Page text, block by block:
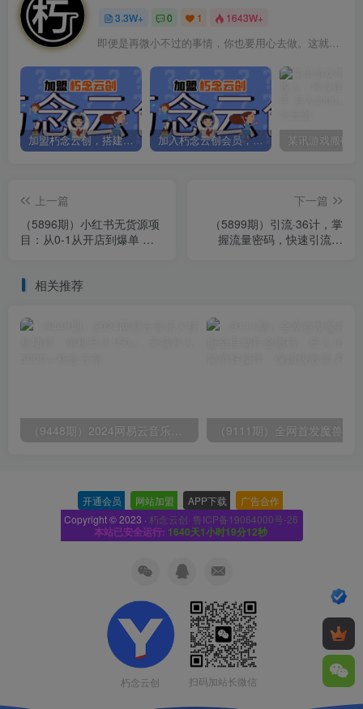
3.3W+ 0 1 1643W+
即便是再微小不过的事情，你也要用心去做。这就是成功的秘密
加盟朽念云创，搭建同款项目资源站，实现日入2000+ 加入朽念云创会员，全站资源免费学习。
上一篇
（5896期）小红书无货源项
目：从0-1从开店到爆单 单
下一篇
（5899期）引流·36计，掌
握流量密码，快速引流拓
相关推荐
开通会员 网站加盟 APP下载 广告合作
Copyright © 2023 · 朽念云创· 鲁ICP备19064000号-26
本站已安全运行: 1640天1小时19分13秒
朽念云创 扫码加站长微信